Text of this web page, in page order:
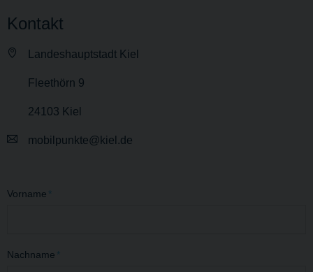
Kontakt
Landeshauptstadt Kiel
Fleethörn 9
24103 Kiel
mobilpunkte@kiel.de
Vorname *
Nachname *